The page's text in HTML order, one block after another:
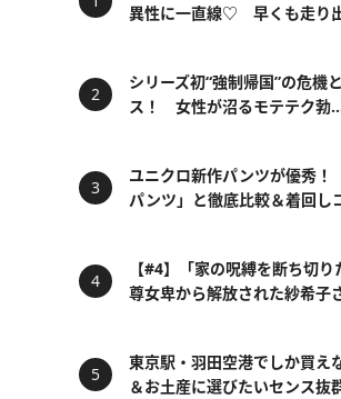
異性に一直線♡ 早くも走り
シリーズ初“強制帰国”の危機
ス！ 女性が沼るモテテク勃
ユニクロ新作パンツが優秀
パンツ」と徹底比較＆着回し
【#4】「家の呪縛を断ち切
尊女卑から解放された紗希子
東京駅・羽田空港でしか買
＆お土産に選びたいセンス抜